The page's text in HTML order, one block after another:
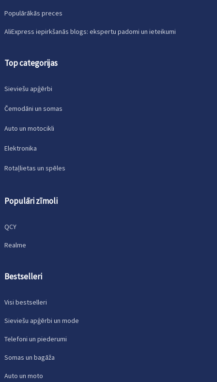
Populārākās preces
AliExpress iepirkšanās blogs: ekspertu padomi un ieteikumi
Top categorijas
Sieviešu apģērbi
Čemodāni un somas
Auto un motocikli
Elektronika
Rotaļlietas un spēles
Populāri zīmoli
QCY
Realme
Bestselleri
Visi bestselleri
Sieviešu apģērbi un mode
Telefoni un piederumi
Somas un bagāža
Auto un moto